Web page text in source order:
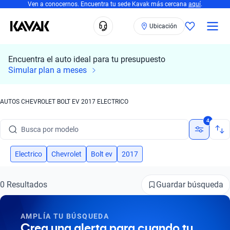
Ven a conocernos. Encuentra tu sede Kavak más cercana aquí.
Ubicación
Encuentra el auto ideal para tu presupuesto
Simular plan a meses
AUTOS CHEVROLET BOLT EV 2017 ELECTRICO
Busca por modelo
Busca por versión
Busca por marca
Busca por modelo
4
Electrico Chevrolet Bolt ev 2017
0 Resultados Guardar búsqueda
AMPLÍA TU BÚSQUEDA